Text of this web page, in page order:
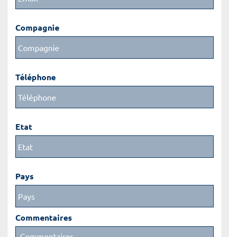
Compagnie
Téléphone
Etat
Pays
Commentaires